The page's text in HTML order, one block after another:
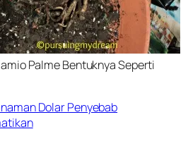
Palme Bentuknya Seperti
Dolar Penyebab